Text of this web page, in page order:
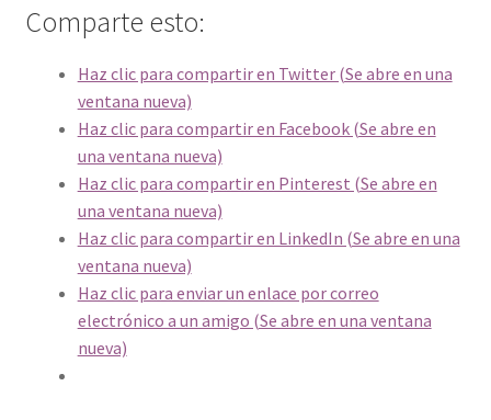
Comparte esto:
Haz clic para compartir en Twitter (Se abre en una
ventana nueva)
Haz clic para compartir en Facebook (Se abre en
una ventana nueva)
Haz clic para compartir en Pinterest (Se abre en
una ventana nueva)
Haz clic para compartir en LinkedIn (Se abre en una
ventana nueva)
Haz clic para enviar un enlace por correo
electrónico a un amigo (Se abre en una ventana
nueva)